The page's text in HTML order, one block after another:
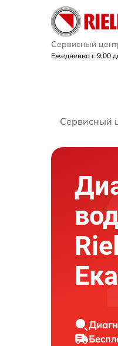
Сервисный
Ежедневно с 9:00
Сервисный